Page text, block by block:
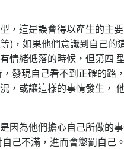
，這是誤會得以產生的主
)，如果他們意識到自己的
情緒低落的時候，但第四
發現自己看不到正確的路
，或讓這樣的事情發生，
因為他們擔心自己所做的
己不滿，進而會懲罰自己